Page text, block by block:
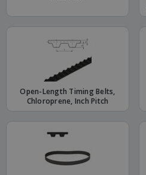
Open-Length Timing Belts,
Chloroprene, Inch Pitch